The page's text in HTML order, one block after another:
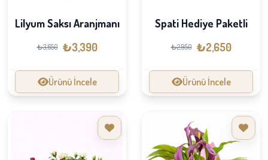
Lilyum Saksı Aranjmanı
₺3,650 ₺3,390
Ürünü İncele
Spati Hediye Paketli
₺2,950 ₺2,650
Ürünü İncele